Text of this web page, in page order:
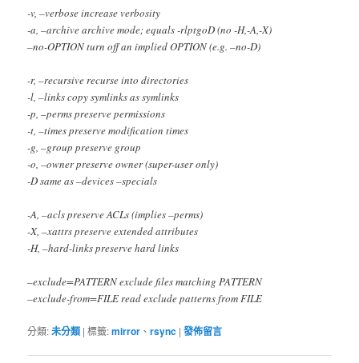
-v, –verbose increase verbosity
-a, –archive archive mode; equals -rlptgoD (no -H,-A,-X)
–no-OPTION turn off an implied OPTION (e.g. –no-D)
-r, –recursive recurse into directories
-l, –links copy symlinks as symlinks
-p, –perms preserve permissions
-t, –times preserve modification times
-g, –group preserve group
-o, –owner preserve owner (super-user only)
-D same as –devices –specials
-A, –acls preserve ACLs (implies –perms)
-X, –xattrs preserve extended attributes
-H, –hard-links preserve hard links
–exclude=PATTERN exclude files matching PATTERN
–exclude-from=FILE read exclude patterns from FILE
分類:未分類 |標籤:mirror 、rsync |發佈留言